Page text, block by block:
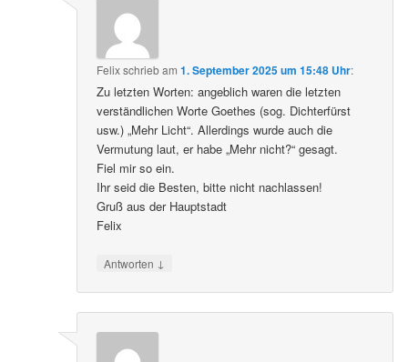
Felixschriebam1. September 2025 um 15:48 Uhr:
Zu letzten Worten: angeblich waren die letzten
verständlichen Worte Goethes (sog. Dichterfürst
usw.) „Mehr Licht“. Allerdings wurde auch die
Vermutung laut, er habe „Mehr nicht?“ gesagt.
Fiel mir so ein.
Ihr seid die Besten, bitte nicht nachlassen!
Gruß aus der Hauptstadt
Felix
Antworten ↓